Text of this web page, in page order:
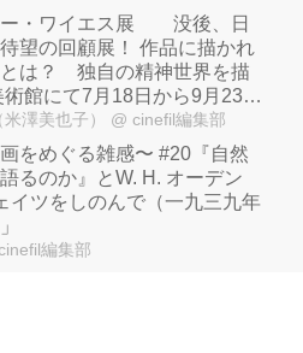
ー・ワイエス展 没後、日
望の回顧展！ 作品に描かれ
は？ 独自の精神世界を描
術館にて7月18日から9月23日
澤美也子） @ cinefil編集部
をめぐる雑感〜 #20『自然
るのか』とW. H. オーデン
イツをしのんで（一九三九年
編集部